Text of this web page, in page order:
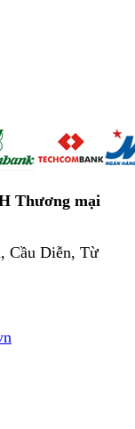
Thương mại
Cầu Diễn, Từ